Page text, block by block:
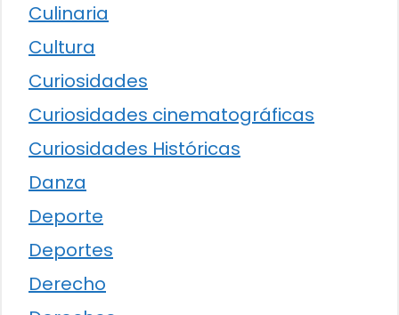
Culinaria
Cultura
Curiosidades
Curiosidades cinematográficas
Curiosidades Históricas
Danza
Deporte
Deportes
Derecho